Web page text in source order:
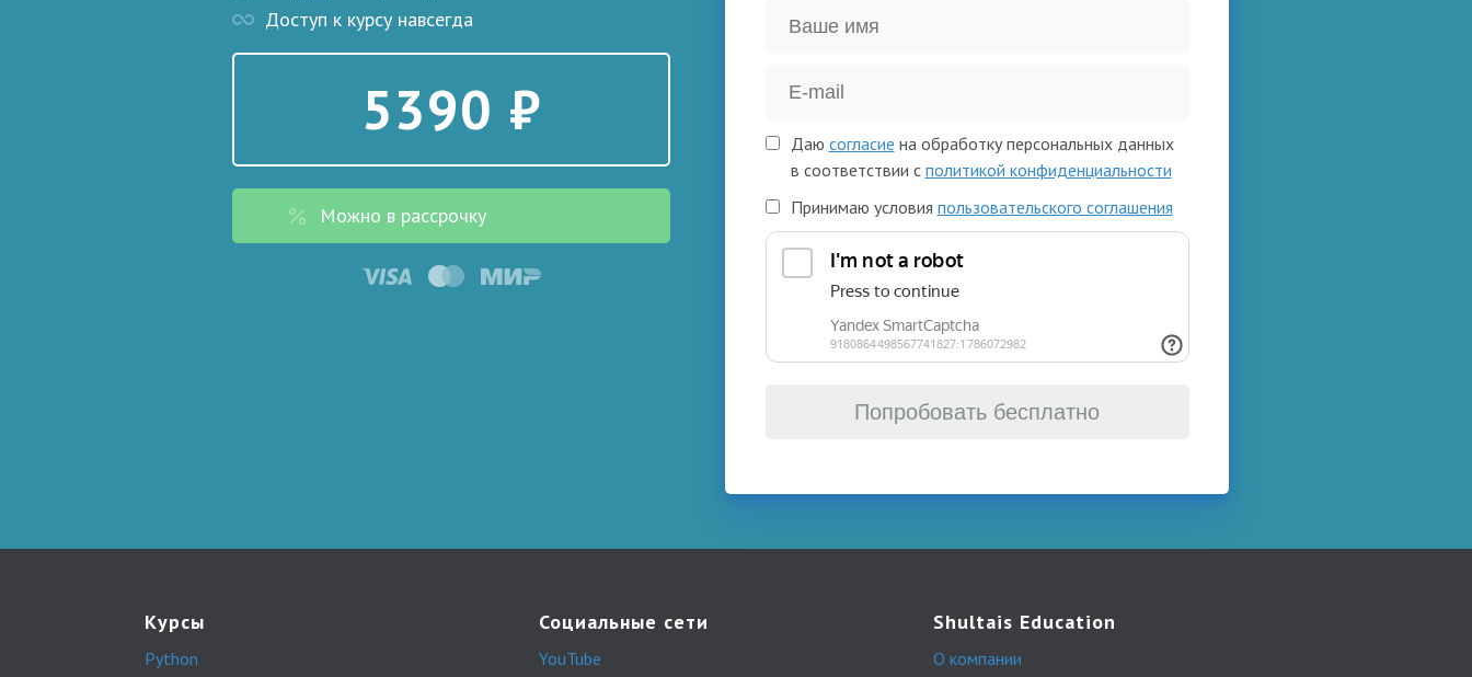
Доступ к курсу навсегда
5390 ₽
Можно в рассрочку
Даю согласие на обработку персональных данных
в соответствии с политикой конфиденциальности
Принимаю условия пользовательского соглашения
Попробовать бесплатно
Курсы
Python
Социальные сети
YouTube
Shultais Education
О компании